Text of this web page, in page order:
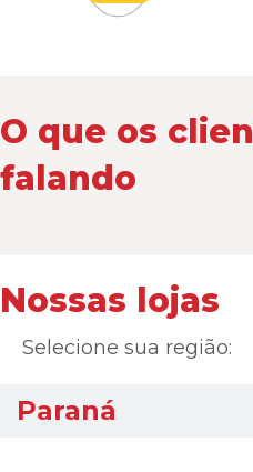
O que os
falando
Nossas lojas
Selecione sua região:
Paraná